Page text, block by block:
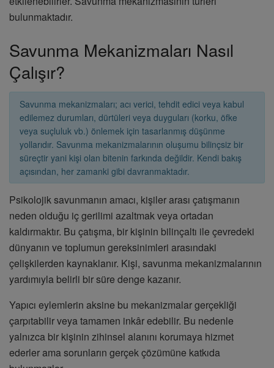
bulunmaktadır.
Savunma Mekanizmaları Nasıl
Çalışır?
Savunma mekanizmaları; acı verici, tehdit edici veya kabul
edilemez durumları, dürtüleri veya duyguları (korku, öfke
veya suçluluk vb.) önlemek için tasarlanmış düşünme
yollarıdır. Savunma mekanizmalarının oluşumu bilinçsiz bir
süreçtir yani kişi olan bitenin farkında değildir. Kendi bakış
açısından, her zamanki gibi davranmaktadır.
Psikolojik savunmanın amacı, kişiler arası çatışmanın
neden olduğu iç gerilimi azaltmak veya ortadan
kaldırmaktır. Bu çatışma, bir kişinin bilinçaltı ile çevredeki
dünyanın ve toplumun gereksinimleri arasındaki
çelişkilerden kaynaklanır. Kişi, savunma mekanizmalarının
yardımıyla belirli bir süre denge kazanır.
Yapıcı eylemlerin aksine bu mekanizmalar gerçekliği
çarpıtabilir veya tamamen inkâr edebilir. Bu nedenle
yalnızca bir kişinin zihinsel alanını korumaya hizmet
ederler ama sorunların gerçek çözümüne katkıda